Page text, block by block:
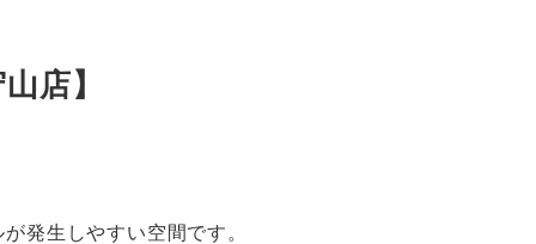
店】
発生しやすい空間です。